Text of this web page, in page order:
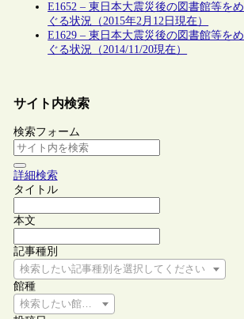
E1652 – 東日本大震災後の図書館等をめ
ぐる状況（2015年2月12日現在）
E1629 – 東日本大震災後の図書館等をめ
ぐる状況（2014/11/20現在）
サイト内検索
検索フォーム
詳細検索
タイトル
本文
記事種別
検索したい記事種別を選択してください
館種
検索したい館種を選択してください